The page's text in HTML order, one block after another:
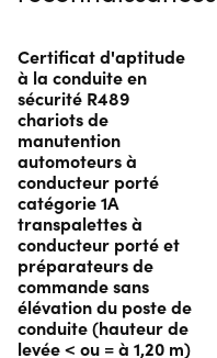
Certificat d'aptitude
à la conduite en
sécurité R489
chariots de
manutention
automoteurs à
conducteur porté
catégorie 1A
transpalettes à
conducteur porté et
préparateurs de
commande sans
élévation du poste de
conduite (hauteur de
levée < ou = à 1,20 m)